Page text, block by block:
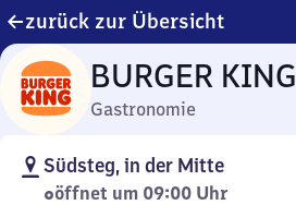
zurück zur Übersicht
BURGER KING
Gastronomie
Südsteg, in der Mitte
öffnet um 09:00 Uhr